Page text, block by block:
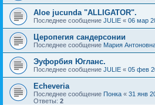
Aloe jucunda "ALLIGATOR".
Последнее сообщение JULIE « 06 мар
Церопегия сандерсонии
Последнее сообщение Мария
Эуфорбия Югланс.
Последнее сообщение JULIE « 05 фев
Echeveria
Последнее сообщение Понка « 31 янв
Ответы: 2